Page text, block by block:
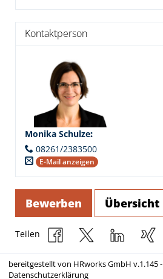
Kontaktperson
Monika Schulze:
08261/2383500
E-Mail anzeigen
Bewerben Übersicht
Teilen
bereitgestellt von HRworks GmbH v.1.145 -
Datenschutzerklärung